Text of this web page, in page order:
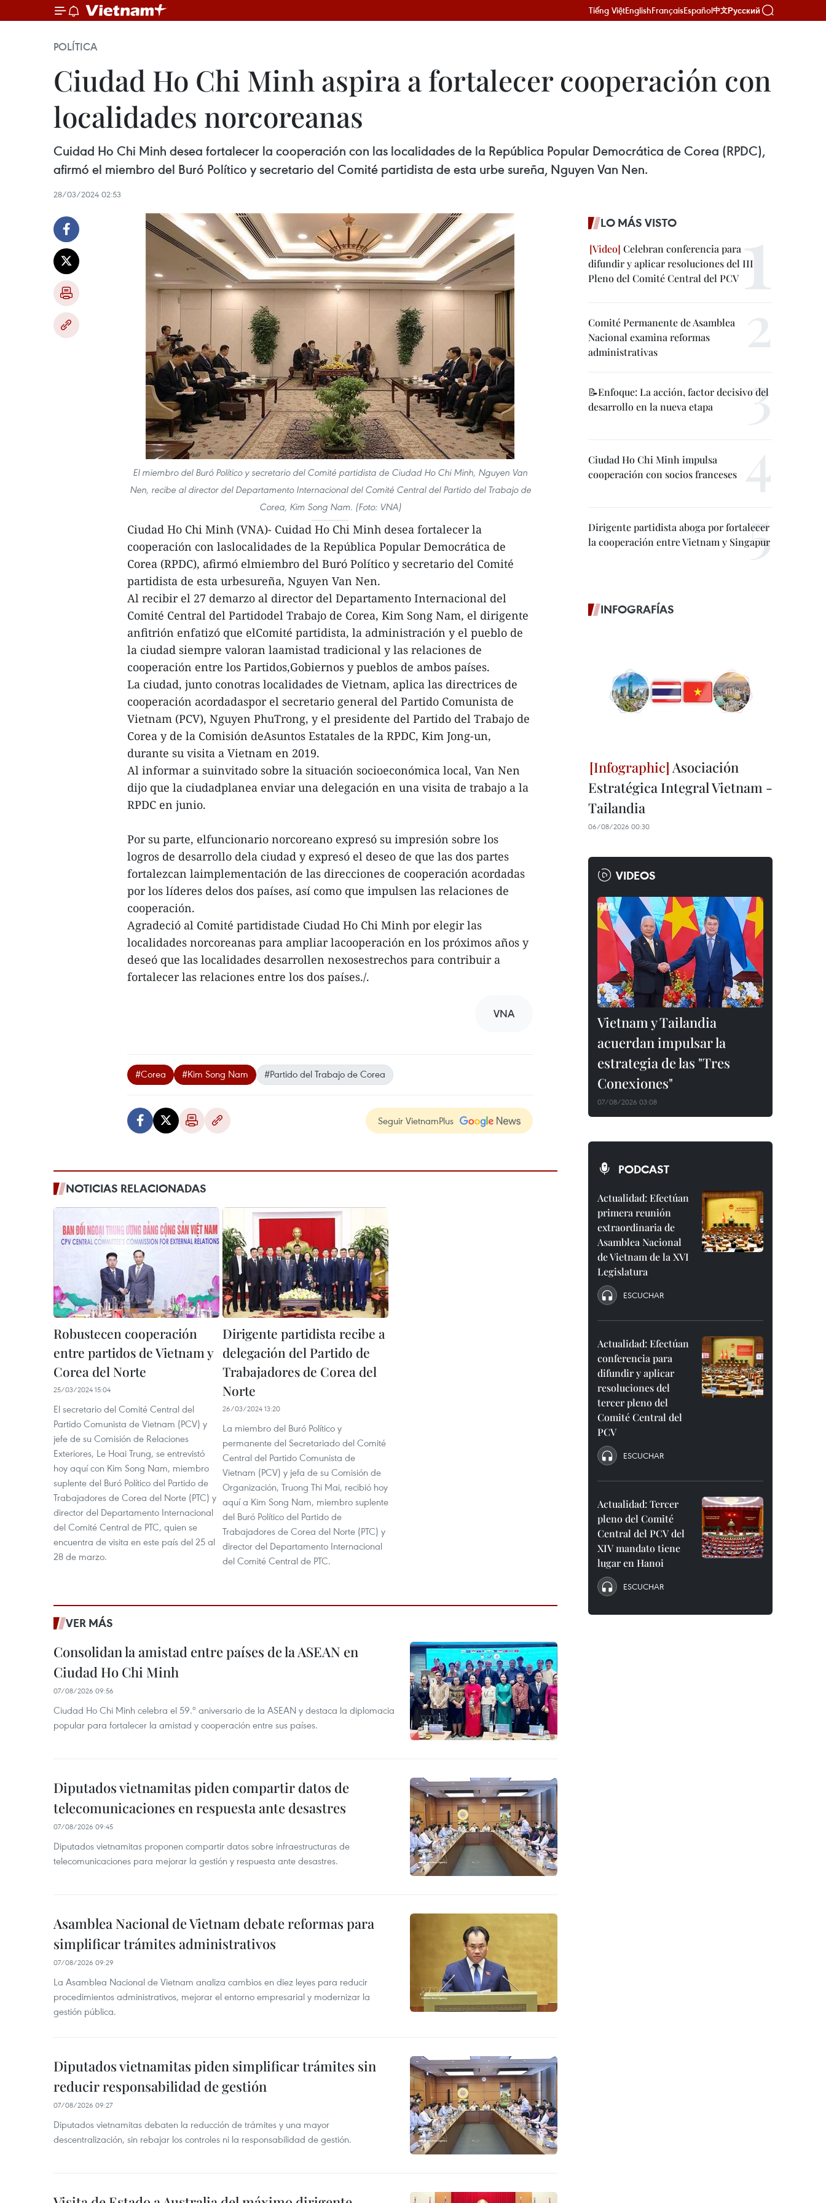
Tiếng ViệtEnglishFrançaisEspañol中文Русский
POLÍTICA
Ciudad Ho Chi Minh aspira a fortalecer cooperación con
localidades norcoreanas
Cuidad Ho Chi Minh desea fortalecer la cooperación con las localidades de la República Popular Democrática de Corea (RPDC),
afirmó el miembro del Buró Político y secretario del Comité partidista de esta urbe sureña, Nguyen Van Nen.
28/03/2024 02:53
El miembro del Buró Político y secretario del Comité partidista de Ciudad Ho Chi Minh, Nguyen Van
Nen, recibe al director del Departamento Internacional del Comité Central del Partido del Trabajo de
Corea, Kim Song Nam. (Foto: VNA)
Ciudad Ho Chi Minh (VNA)- Cuidad Ho Chi Minh desea fortalecer la
cooperación con laslocalidades de la República Popular Democrática de
Corea (RPDC), afirmó elmiembro del Buró Político y secretario del Comité
partidista de esta urbesureña, Nguyen Van Nen.
Al recibir el 27 demarzo al director del Departamento Internacional del
Comité Central del Partidodel Trabajo de Corea, Kim Song Nam, el dirigente
anfitrión enfatizó que elComité partidista, la administración y el pueblo de
la ciudad siempre valoran laamistad tradicional y las relaciones de
cooperación entre los Partidos,Gobiernos y pueblos de ambos países.
La ciudad, junto conotras localidades de Vietnam, aplica las directrices de
cooperación acordadaspor el secretario general del Partido Comunista de
Vietnam (PCV), Nguyen PhuTrong, y el presidente del Partido del Trabajo de
Corea y de la Comisión deAsuntos Estatales de la RPDC, Kim Jong-un,
durante su visita a Vietnam en 2019.
Al informar a suinvitado sobre la situación socioeconómica local, Van Nen
dijo que la ciudadplanea enviar una delegación en una visita de trabajo a la
RPDC en junio.
Por su parte, elfuncionario norcoreano expresó su impresión sobre los
logros de desarrollo dela ciudad y expresó el deseo de que las dos partes
fortalezcan laimplementación de las direcciones de cooperación acordadas
por los líderes delos dos países, así como que impulsen las relaciones de
cooperación.
Agradeció al Comité partidistade Ciudad Ho Chi Minh por elegir las
localidades norcoreanas para ampliar lacooperación en los próximos años y
deseó que las localidades desarrollen nexosestrechos para contribuir a
fortalecer las relaciones entre los dos países./.
VNA
#Corea #Kim Song Nam #Partido del Trabajo de Corea
Seguir VietnamPlus
NOTICIAS RELACIONADAS
Robustecen cooperación
entre partidos de Vietnam y
Corea del Norte
25/03/2024 15:04
El secretario del Comité Central del
Partido Comunista de Vietnam (PCV) y
jefe de su Comisión de Relaciones
Exteriores, Le Hoai Trung, se entrevistó
hoy aquí con Kim Song Nam, miembro
suplente del Buró Político del Partido de
Trabajadores de Corea del Norte (PTC) y
director del Departamento Internacional
del Comité Central de PTC, quien se
encuentra de visita en este país del 25 al
28 de marzo.
Dirigente partidista recibe a
delegación del Partido de
Trabajadores de Corea del
Norte
26/03/2024 13:20
La miembro del Buró Político y
permanente del Secretariado del Comité
Central del Partido Comunista de
Vietnam (PCV) y jefa de su Comisión de
Organización, Truong Thi Mai, recibió hoy
aquí a Kim Song Nam, miembro suplente
del Buró Político del Partido de
Trabajadores de Corea del Norte (PTC) y
director del Departamento Internacional
del Comité Central de PTC.
VER MÁS
Consolidan la amistad entre países de la ASEAN en
Ciudad Ho Chi Minh
07/08/2026 09:56
Ciudad Ho Chi Minh celebra el 59.º aniversario de la ASEAN y destaca la diplomacia
popular para fortalecer la amistad y cooperación entre sus países.
Diputados vietnamitas piden compartir datos de
telecomunicaciones en respuesta ante desastres
07/08/2026 09:45
Diputados vietnamitas proponen compartir datos sobre infraestructuras de
telecomunicaciones para mejorar la gestión y respuesta ante desastres.
Asamblea Nacional de Vietnam debate reformas para
simplificar trámites administrativos
07/08/2026 09:29
La Asamblea Nacional de Vietnam analiza cambios en diez leyes para reducir
procedimientos administrativos, mejorar el entorno empresarial y modernizar la
gestión pública.
Diputados vietnamitas piden simplificar trámites sin
reducir responsabilidad de gestión
07/08/2026 09:27
Diputados vietnamitas debaten la reducción de trámites y una mayor
descentralización, sin rebajar los controles ni la responsabilidad de gestión.
LO MÁS VISTO
Celebran conferencia para
difundir y aplicar resoluciones del III
Pleno del Comité Central del PCV
Comité Permanente de Asamblea
Nacional examina reformas
administrativas
📝Enfoque: La acción, factor decisivo del
desarrollo en la nueva etapa
Ciudad Ho Chi Minh impulsa
cooperación con socios franceses
Dirigente partidista aboga por fortalecer
la cooperación entre Vietnam y Singapur
INFOGRAFÍAS
Asociación
Estratégica Integral Vietnam -
Tailandia
06/08/2026 00:30
VIDEOS
Vietnam y Tailandia
acuerdan impulsar la
estrategia de las "Tres
Conexiones"
07/08/2026 03:08
PODCAST
Actualidad: Efectúan
primera reunión
extraordinaria de
Asamblea Nacional
de Vietnam de la XVI
Legislatura
ESCUCHAR
Actualidad: Efectúan
conferencia para
difundir y aplicar
resoluciones del
tercer pleno del
Comité Central del
PCV
ESCUCHAR
Actualidad: Tercer
pleno del Comité
Central del PCV del
XIV mandato tiene
lugar en Hanoi
ESCUCHAR